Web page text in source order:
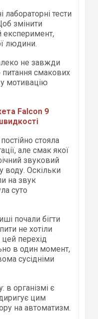
тести
змінити
експеримент,
людини.
не завжди
питання смакових
мотивацію
Falcon 9
стояла
але смак якої
звуковий
воду. Оскільки
на звук
суто
почали бігти
не хотіли
перехід
в один момент,
сусідніми
в організмі є
цим
на автоматизм.